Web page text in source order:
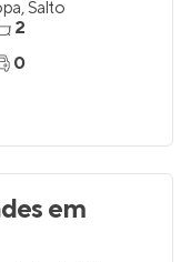
,Salto
2
0
em